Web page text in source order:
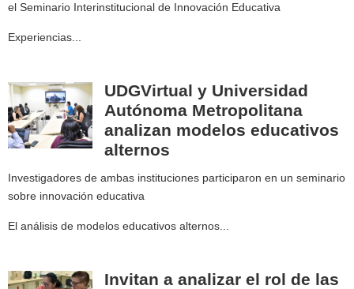
el Seminario Interinstitucional de Innovación Educativa
Experiencias...
UDGVirtual y Universidad
Autónoma Metropolitana
analizan modelos educativos
alternos
Investigadores de ambas instituciones participaron en un seminario
sobre innovación educativa
El análisis de modelos educativos alternos...
Invitan a analizar el rol de las